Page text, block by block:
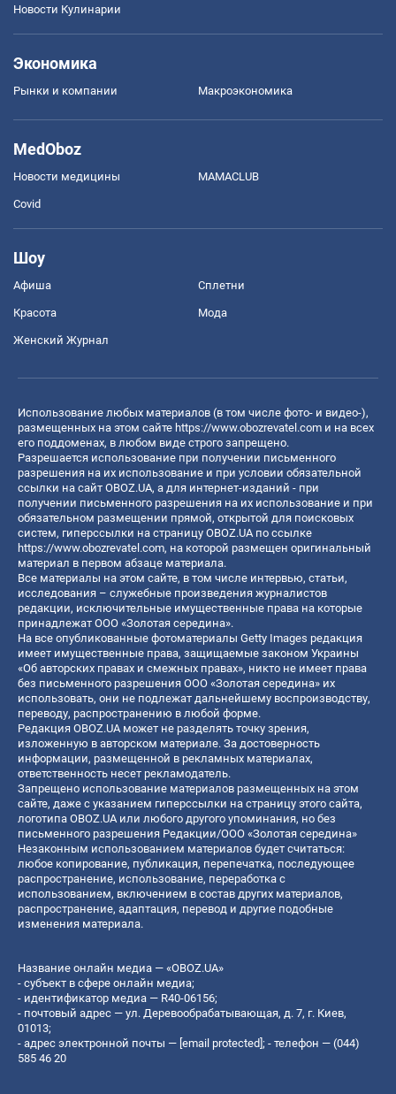
Новости Кулинарии
Экономика
Рынки и компании Mакроэкономика
MedOboz
Новости медицины MAMACLUB
Covid
Шоу
Афиша Сплетни
Красота Мода
Женский Журнал
Использование любых материалов (в том числе фото- и видео-),
размещенных на этом сайте https://www.obozrevatel.com и на всех
его поддоменах, в любом виде строго запрещено.
Разрешается использование при получении письменного
разрешения на их использование и при условии обязательной
ссылки на сайт OBOZ.UA, а для интернет-изданий - при
получении письменного разрешения на их использование и при
обязательном размещении прямой, открытой для поисковых
систем, гиперссылки на страницу OBOZ.UA по ссылке
https://www.obozrevatel.com, на которой размещен оригинальный
материал в первом абзаце материала.
Все материалы на этом сайте, в том числе интервью, статьи,
исследования – служебные произведения журналистов
редакции, исключительные имущественные права на которые
принадлежат ООО «Золотая середина».
На все опубликованные фотоматериалы Getty Images редакция
имеет имущественные права, защищаемые законом Украины
«Об авторских правах и смежных правах», никто не имеет права
без письменного разрешения ООО «Золотая середина» их
использовать, они не подлежат дальнейшему воспроизводству,
переводу, распространению в любой форме.
Редакция OBOZ.UA может не разделять точку зрения,
изложенную в авторском материале. За достоверность
информации, размещенной в рекламных материалах,
ответственность несет рекламодатель.
Запрещено использование материалов размещенных на этом
сайте, даже с указанием гиперссылки на страницу этого сайта,
логотипа OBOZ.UA или любого другого упоминания, но без
письменного разрешения Редакции/ООО «Золотая середина»
Незаконным использованием материалов будет считаться:
любое копирование, публикация, перепечатка, последующее
распространение, использование, переработка с
использованием, включением в состав других материалов,
распространение, адаптация, перевод и другие подобные
изменения материала.
Название онлайн медиа — «OBOZ.UA»
- субъект в сфере онлайн медиа;
- идентификатор медиа — R40-06156;
- почтовый адрес — ул. Деревообрабатывающая, д. 7, г. Киев,
01013;
- адрес электронной почты — [email protected]; - телефон — (044)
585 46 20